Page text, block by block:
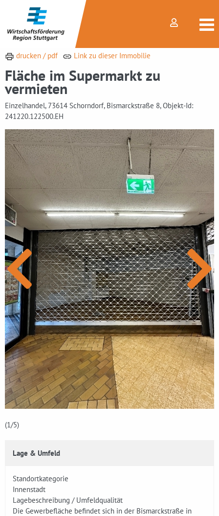
drucken / pdf Link zu dieser Immobilie
Fläche im Supermarkt zu
vermieten
Einzelhandel, 73614 Schorndorf, Bismarckstraße 8, Objekt-Id:
241220.122500.EH
(1/5)
Lage & Umfeld
Standortkategorie
Innenstadt
Lagebeschreibung / Umfeldqualität
Die Gewerbefläche befindet sich in der Bismarckstraße in